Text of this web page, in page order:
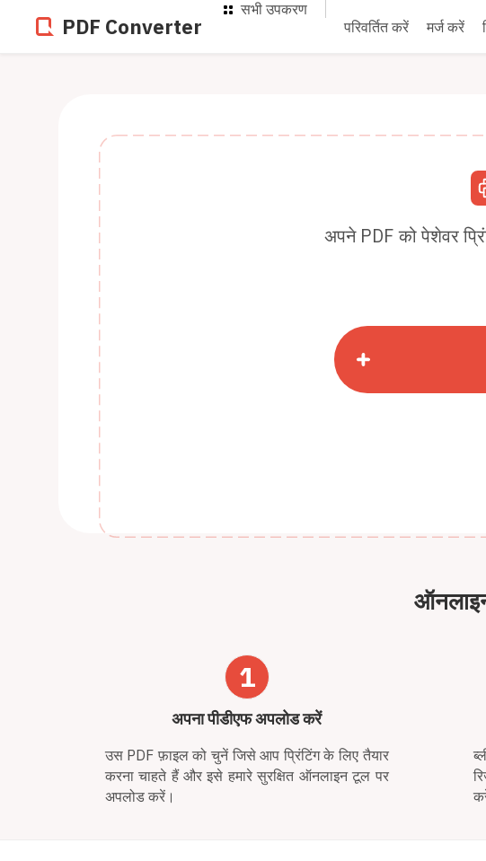
PDF Converter
सभी उपकरण
परिवर्तित करें
मर्ज करें
अपने PDF को पेशेवर
1
अपना पीडीएफ अपलोड करें
उस PDF फ़ाइल को चुनें जिसे आप प्रिंटिंग के लिए तैयार
करना चाहते हैं और इसे हमारे सुरक्षित ऑनलाइन टूल पर
अपलोड करें।